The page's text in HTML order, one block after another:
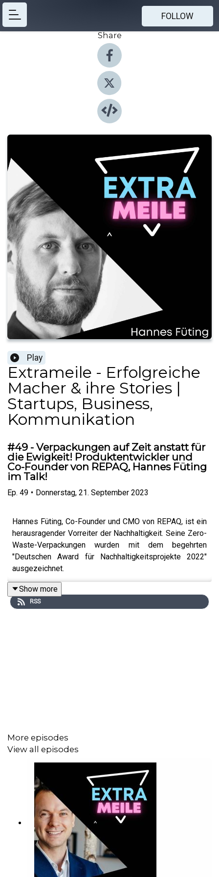
FOLLOW
Share
Play
Extrameile - Erfolgreiche
Macher & ihre Stories |
Startups, Business,
Kommunikation
#49 - Verpackungen auf Zeit anstatt für
die Ewigkeit! Produktentwickler und
Co-Founder von REPAQ, Hannes Füting
im Talk!
Ep. 49 • Donnerstag, 21. September 2023
Hannes Füting, Co-Founder und CMO von REPAQ, ist ein
herausragender Vorreiter der Nachhaltigkeit. Seine Zero-
Waste-Verpackungen wurden mit dem begehrten
"Deutschen Award für Nachhaltigkeitsprojekte 2022"
ausgezeichnet.
Trotz ihres Erfolgs sind solche nachhaltigen Produkte
Show more
RSS
More episodes
View all episodes